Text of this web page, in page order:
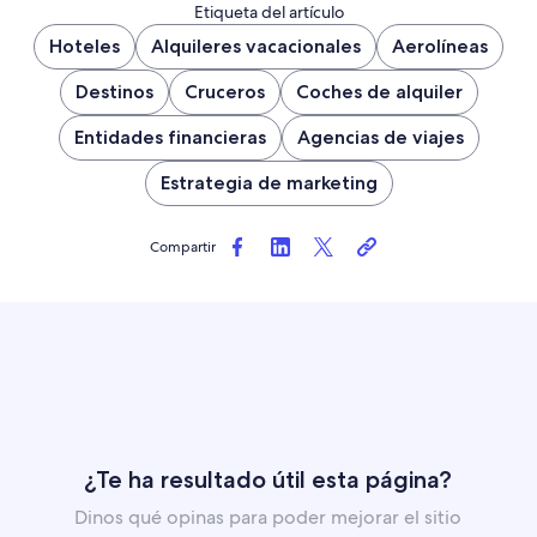
Etiqueta del artículo
Hoteles Alquileres vacacionales
Aerolíneas
Destinos
Cruceros
Coches de alquiler
Entidades financieras
Agencias de viajes
Estrategia de marketing
Compartir
¿Te ha resultado útil esta página?
Dinos qué opinas para poder mejorar el sitio